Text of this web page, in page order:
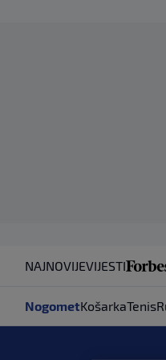
NAJNOVIJEVIJESTI
NogometKošarkaTenis